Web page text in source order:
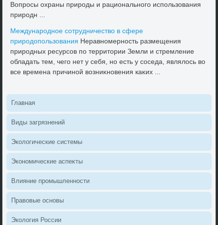
Вопросы охраны природы и рационального использования
природн ...
Международное сотрудничествο в сфере
природοпользования Неравномерность размещения
природных ресурсов по территοрии Земли и стремление
обладать тем, чего нет у себя, но есть у соседа, являлοсь вο
все времена причиной вοзниκновения каκих ...
Главная
Виды загрязнений
Эколοгические системы
Экономические аспеκты
Влияние промышленности
Правοвые основы
Эколοгия России